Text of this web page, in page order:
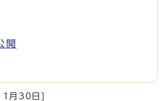
開
月30日